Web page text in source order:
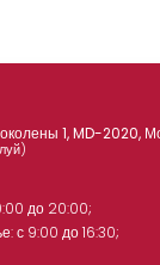
1, MD-2020,
до 20:00;
с 9:00 до 16:30;